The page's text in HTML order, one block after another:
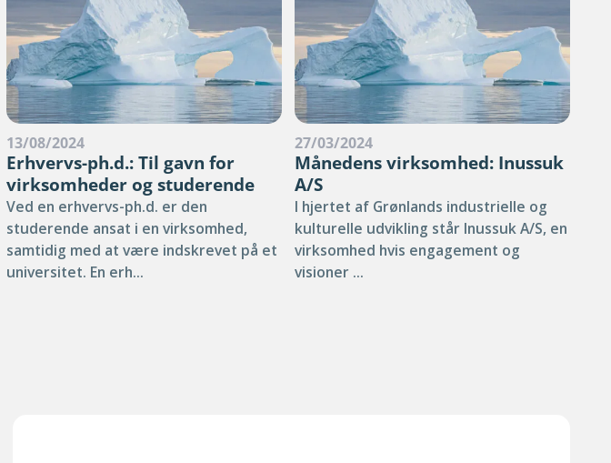
13/08/2024
Erhvervs-ph.d.: Til gavn for
virksomheder og studerende
Ved en erhvervs-ph.d. er den
studerende ansat i en virksomhed,
samtidig med at være indskrevet på et
universitet. En erh...
27/03/2024
Månedens virksomhed: Inussuk
A/S
I hjertet af Grønlands industrielle og
kulturelle udvikling står Inussuk A/S, en
virksomhed hvis engagement og
visioner ...